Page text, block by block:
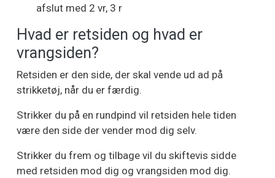
afslut med 2 vr, 3 r
Hvad er retsiden og hvad er
vrangsiden?
Retsiden er den side, der skal vende ud ad på
strikketøj, når du er færdig.
Strikker du på en rundpind vil retsiden hele tiden
være den side der vender mod dig selv.
Strikker du frem og tilbage vil du skiftevis sidde
med retsiden mod dig og vrangsiden mod dig.